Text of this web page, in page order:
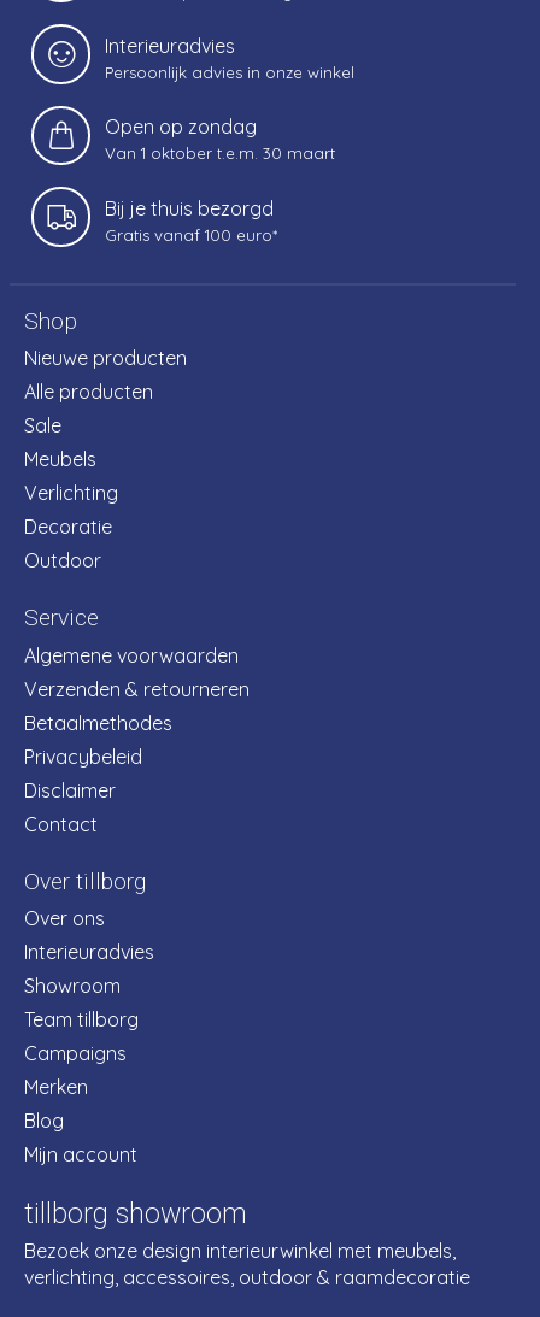
Interieuradvies
Persoonlijk advies in onze winkel
Open op zondag
Van 1 oktober t.e.m. 30 maart
Bij je thuis bezorgd
Gratis vanaf 100 euro*
Shop
Nieuwe producten
Alle producten
Sale
Meubels
Verlichting
Decoratie
Outdoor
Service
Algemene voorwaarden
Verzenden & retourneren
Betaalmethodes
Privacybeleid
Disclaimer
Contact
Over tillborg
Over ons
Interieuradvies
Showroom
Team tillborg
Campaigns
Merken
Blog
Mijn account
tillborg showroom
Bezoek onze design interieurwinkel met meubels,
verlichting, accessoires, outdoor & raamdecoratie